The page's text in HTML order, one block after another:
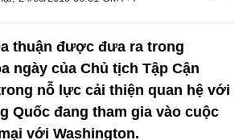
thuận được đưa ra trong
ngày của Chủ tịch Tập Cận
nỗ lực cải thiện quan hệ với
Quốc đang tham gia vào cuộc
với Washington.